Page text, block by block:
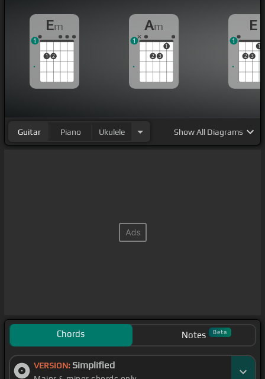
Em
1 2
1
Am
2 3
1
1
E
2 3
1
1
Guitar Piano Ukulele ShowAll Diagrams
Chords Notes Beta
VERSION: Simplified